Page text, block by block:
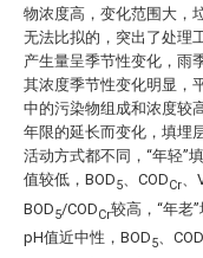
物浓度高，变化范围大，
无法比拟的，突出了处理
产生量呈季节性变化，雨
其浓度季节性变化明显，
中的污染物组成和浓度较
年限的延长而变化，填埋
活动方式都不同，“年轻”
值较低，BOD5、CODCr、
BOD5/CODCr较高，“年老
pH值近中性，BOD5、COD